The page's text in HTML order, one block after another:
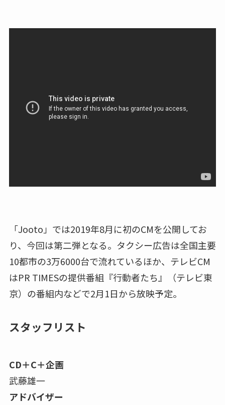
「Jooto」では2019年8月に初のCMを公開してお
り、今回は第二弾となる。タクシー広告は全国主要
10都市の3万6000台で流れているほか、テレビCM
はPR TIMESの提供番組『行動者たち』（テレビ東
京）の番組内などで2月1日から放映予定。
スタッフリスト
CD＋C＋企画
武藤雄一
アドバイザー